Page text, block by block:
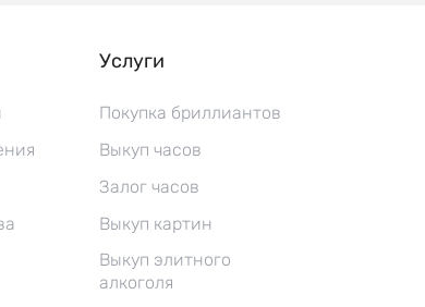
Услуги
Покупка бриллиантов
Выкуп часов
Залог часов
Выкуп картин
Выкуп элитного
алкоголя